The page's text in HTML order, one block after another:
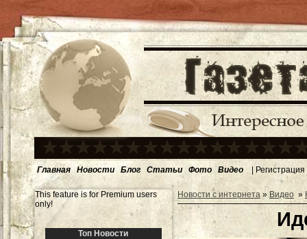
Главная Новости Блог Статьи Фото Видео | Регистрация
This feature is for Premium users
only!
Топ Новости
Новости с интернета » Видео »